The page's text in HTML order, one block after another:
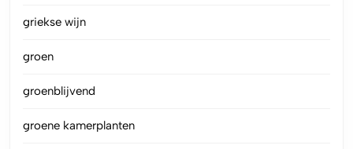
griekse wijn
groen
groenblijvend
groene kamerplanten